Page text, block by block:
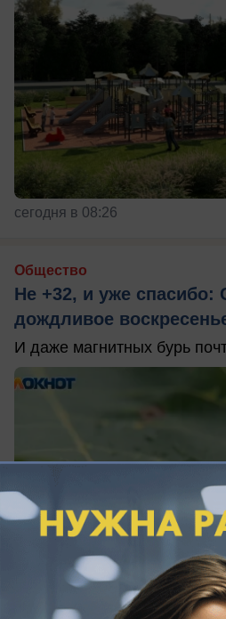
сегодня в 08:26
Общество
Не +32, и уже спасибо:
дождливое
И даже магнитных бурь